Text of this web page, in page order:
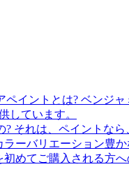
ベンジャ
しています。
それは、ペイントなら
ーバリエーション豊
めてご購入される方へ